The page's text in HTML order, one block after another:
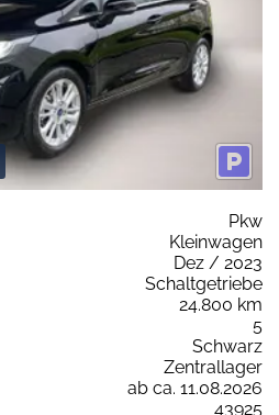
Pkw
Kleinwagen
Dez / 2023
Schaltgetriebe
24.800 km
5
Schwarz
Zentrallager
ab ca. 11.08.2026
43925